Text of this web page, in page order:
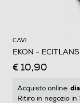
CAVI
EKON -
€ 10,90
Acquisto online:
Ritiro in negozio